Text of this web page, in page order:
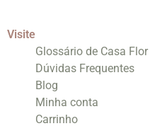
Visite
Glossário de Casa Flor
Dúvidas Frequentes
Blog
Minha conta
Carrinho